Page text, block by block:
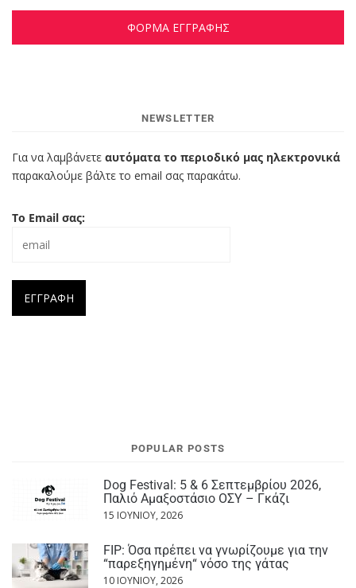
ΦΟΡΜΑ ΕΓΓΡΑΦΗΣ
NEWSLETTER
Για να λαμβάνετε αυτόματα το περιοδικό μας ηλεκτρονικά
παρακαλούμε βάλτε το email σας παρακάτω.
Το Email σας:
POPULAR POSTS
Dog Festival: 5 & 6 Σεπτεμβρίου 2026,
Παλιό Αμαξοστάσιο ΟΣΥ – Γκάζι
15 ΙΟΥΝΊΟΥ, 2026
FIP: Όσα πρέπει να γνωρίζουμε για την
“παρεξηγημένη“ νόσο της γάτας
10 ΙΟΥΝΊΟΥ, 2026